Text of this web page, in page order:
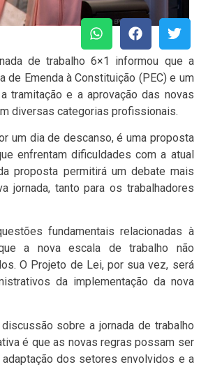
de trabalho 6×1 informou que a
Emenda à Constituição (PEC) e um
tramitação e a aprovação das novas
diversas categorias profissionais.
um dia de descanso, é uma proposta
enfrentam dificuldades com a atual
proposta permitirá um debate mais
jornada, tanto para os trabalhadores
fundamentais relacionadas à
a nova escala de trabalho não
O Projeto de Lei, por sua vez, será
da implementação da nova
sobre a jornada de trabalho
é que as novas regras possam ser
dos setores envolvidos e a